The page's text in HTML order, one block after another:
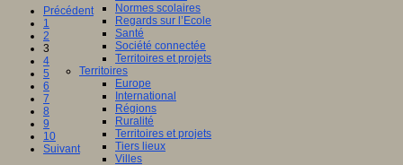
Normes scolaires
Regards sur l’Ecole
Santé
Société connectée
Territoires et projets
Territoires
Europe
International
Régions
Ruralité
Territoires et projets
Tiers lieux
Villes
Précédent
1
2
3
4
5
6
7
8
9
10
Suivant